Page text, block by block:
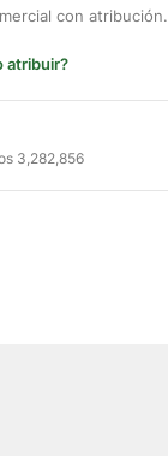
con atribución.
atribuir?
3,282,856